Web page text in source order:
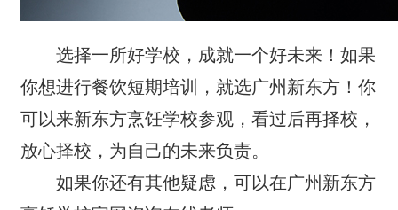
选择一所好学校，成就一个好未来！如果
你想进行餐饮短期培训，就选广州新东方！你
可以来新东方烹饪学校参观，看过后再择校，
放心择校，为自己的未来负责。
如果你还有其他疑虑，可以在广州新东方